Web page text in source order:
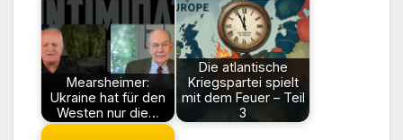
Mearsheimer:
Ukraine hat für den
Westen nur die…
Die atlantische
Kriegspartei spielt
mit dem Feuer – Teil
3